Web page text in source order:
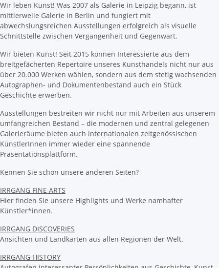
Wir leben Kunst! Was 2007 als Galerie in Leipzig begann, ist
mittlerweile Galerie in Berlin und fungiert mit
abwechslungsreichen Ausstellungen erfolgreich als visuelle
Schnittstelle zwischen Vergangenheit und Gegenwart.
Wir bieten Kunst! Seit 2015 können Interessierte aus dem
breitgefächerten Repertoire unseres Kunsthandels nicht nur aus
über 20.000 Werken wählen, sondern aus dem stetig wachsenden
Autographen- und Dokumentenbestand auch ein Stück
Geschichte erwerben.
Ausstellungen bestreiten wir nicht nur mit Arbeiten aus unserem
umfangreichen Bestand – die modernen und zentral gelegenen
Galerieräume bieten auch internationalen zeitgenössischen
KünstlerInnen immer wieder eine spannende
Präsentationsplattform.
Kennen Sie schon unsere anderen Seiten?
IRRGANG FINE ARTS
Hier finden Sie unsere Highlights und Werke namhafter
Künstler*innen.
IRRGANG DISCOVERIES
Ansichten und Landkarten aus allen Regionen der Welt.
IRRGANG HISTORY